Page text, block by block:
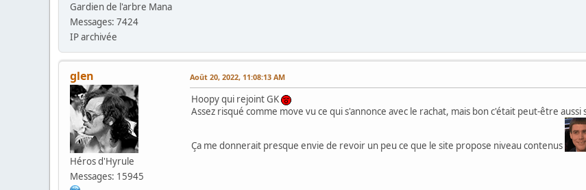
Gardien de l'arbre Mana
Messages: 7424
IP archivée
glen
Héros d'Hyrule
Messages: 15945
Août 20, 2022, 11:08:13 AM
Hoopy qui rejoint GK
Assez risqué comme move vu ce qui s'annonce avec le rachat, mais bon c'était peut-être aussi
Ça me donnerait presque envie de revoir un peu ce que le site propose niveau contenus